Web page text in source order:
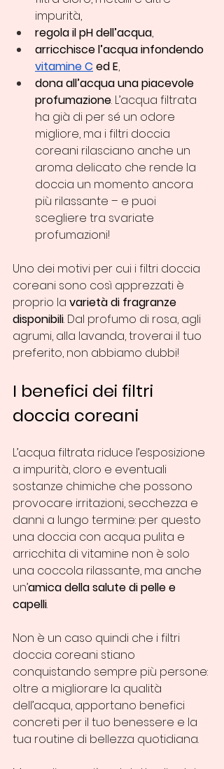
impurità,
regola il pH dell’acqua,
arricchisce l’acqua infondendo
vitamine C ed E,
dona all’acqua una piacevole
profumazione. L’acqua filtrata
ha già di per sé un odore
migliore, ma i filtri doccia
coreani rilasciano anche un
aroma delicato che rende la
doccia un momento ancora
più rilassante – e puoi
scegliere tra svariate
profumazioni!
Uno dei motivi per cui i filtri doccia
coreani sono così apprezzati è
proprio la varietà di fragranze
disponibili. Dal profumo di rosa, agli
agrumi, alla lavanda, troverai il tuo
preferito, non abbiamo dubbi!
I benefici dei filtri
doccia coreani
L’acqua filtrata riduce l’esposizione
a impurità, cloro e eventuali
sostanze chimiche che possono
provocare irritazioni, secchezza e
danni a lungo termine: per questo
una doccia con acqua pulita e
arricchita di vitamine non è solo
una coccola rilassante, ma anche
un’amica della salute di pelle e
capelli.
Non è un caso quindi che i filtri
doccia coreani stiano
conquistando sempre più persone:
oltre a migliorare la qualità
dell’acqua, apportano benefici
concreti per il tuo benessere e la
tua routine di bellezza quotidiana.